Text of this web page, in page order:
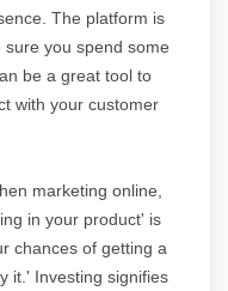
The platform is
you spend some
be a great tool to
with your customer
marketing online,
in your product' is
chances of getting a
it.' Investing signifies